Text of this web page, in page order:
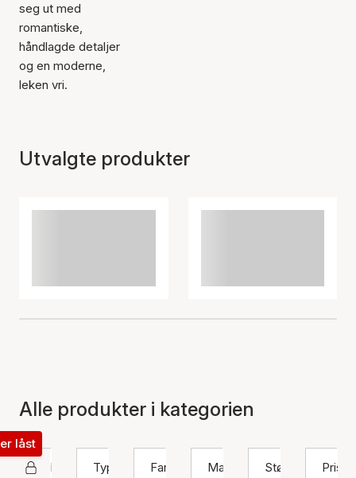
seg ut med
romantiske,
håndlagde detaljer
og en moderne,
leken vri.
Utvalgte produkter
Alle produkter i kategorien
Hultquist Copenhagen
låst
Type
Farge Materiale Størrelse Pris